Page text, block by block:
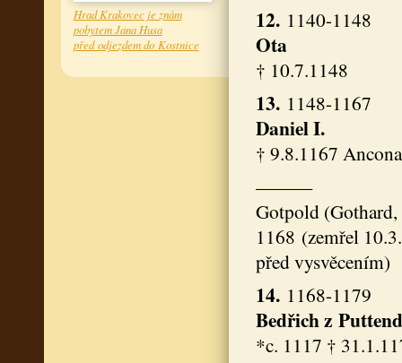
Hrad Krakovec je znám
pobytem Jana Husa
před odjezdem do Kostnice
12.1140-1148
Ota
† 10.7.1148
13.1148-1167
Daniel I.
† 9.8.1167
———
Gotpold
1168 (zemřel
před vysvěcením)
14.1168-1179
Bedřich z
*c. 1117 †